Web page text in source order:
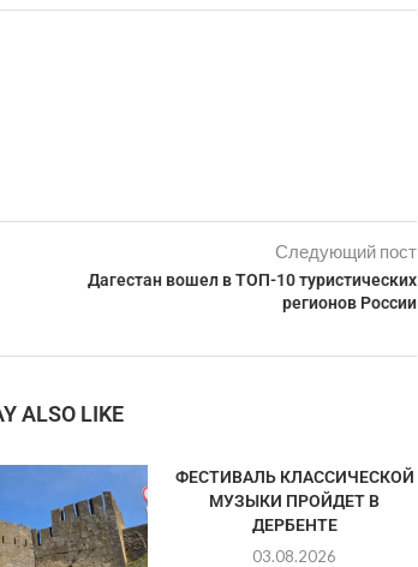
Следующий пост
Дагестан вошел в ТОП-10 туристических
регионов России
ALSO LIKE
ФЕСТИВАЛЬ КЛАССИЧЕСКОЙ
МУЗЫКИ ПРОЙДЕТ В
ДЕРБЕНТЕ
03.08.2026